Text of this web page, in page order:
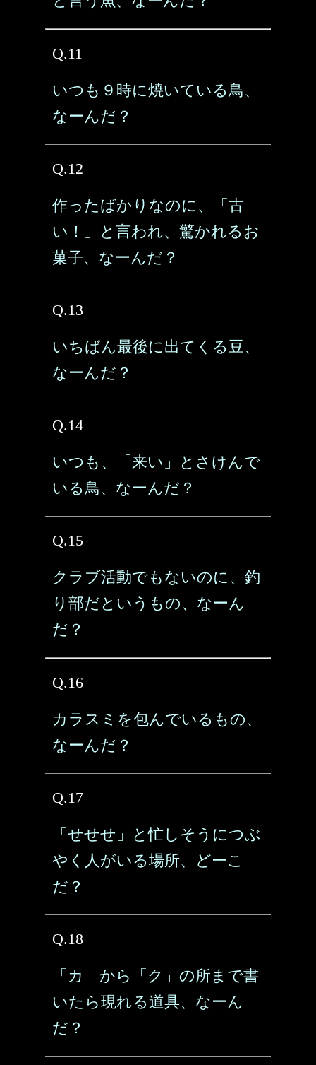
Q.11
いつも９時に焼いている鳥、
なーんだ？
Q.12
作ったばかりなのに、「古
い！」と言われ、驚かれるお
菓子、なーんだ？
Q.13
いちばん最後に出てくる豆、
なーんだ？
Q.14
いつも、「来い」とさけんで
いる鳥、なーんだ？
Q.15
クラブ活動でもないのに、釣
り部だというもの、なーん
だ？
Q.16
カラスミを包んでいるもの、
なーんだ？
Q.17
「せせせ」と忙しそうにつぶ
やく人がいる場所、どーこ
だ？
Q.18
「カ」から「ク」の所まで書
いたら現れる道具、なーん
だ？